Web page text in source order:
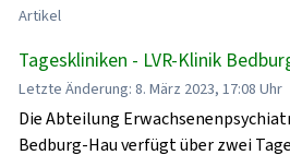
Artikel
Tageskliniken - LVR-Klinik
Letzte Änderung: 8. März 2023, 17:08 Uhr
Die Abteilung
Bedburg-Hau verfügt über zwei